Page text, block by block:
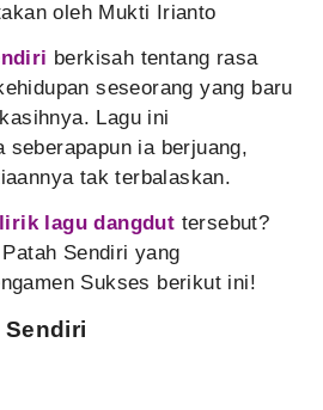
oleh Mukti Irianto
berkisah tentang rasa
seseorang yang baru
Lagu ini
seberapapun ia berjuang,
tak terbalaskan.
lirik lagu dangdut tersebut?
Sendiri yang
Sukses berikut ini!